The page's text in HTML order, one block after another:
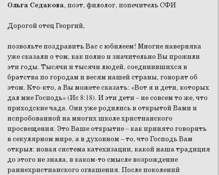
Ольга Седакова, поэт, филолог, попечитель СФИ
Дорогой отец Георгий,
позвольте поздравить Вас с юбилеем! Многие наверняка
уже сказали о том, как полно и значительно Вы прожили
эти годы. Тысячи и тысячи людей, соединившихся в
братства по городам и весям нашей страны, говорят об
этом. Кто-кто, а Вы можете сказать: «Вот я и дети, которых
дал мне Господь» (Ис 8:18). И эти дети – не совсем то же, что
приходские чада. Они уже родились в открытой Вами и
испробованной на многих школе христианского
просвещения. Это Ваше открытие – как принято говорить
в секулярном мире, а в духовном – то, что Господь Вам
открыл: новая система катехизации, какой наша традиция
до этого не знала, в каком-то смысле возрождение
раннехристианского оглашения. После поколений